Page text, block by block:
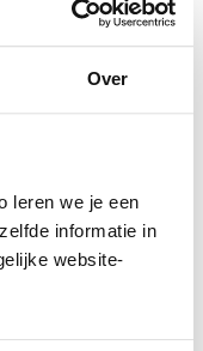
Over
leren we je een
informatie in
website-